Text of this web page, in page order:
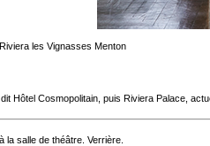
les Vignasses Menton
Hôtel Cosmopolitain, puis Riviera Palace,
la salle de théâtre. Verrière.